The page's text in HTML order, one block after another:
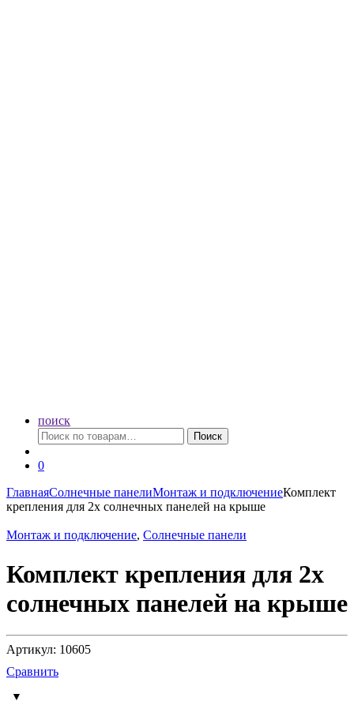
поиск
Искать:
Поиск
0
ГлавнаяСолнечные панелиМонтаж и подключениеКомплект
крепления для 2х солнечных панелей на крыше
Монтаж и подключение, Солнечные панели
Комплект крепления для 2х
солнечных панелей на крыше
Артикул: 10605
Сравнить